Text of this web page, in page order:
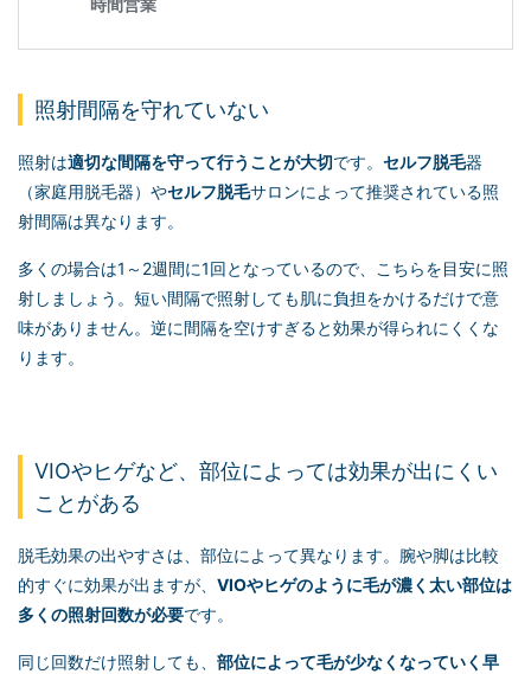
照射間隔を守れていない
照射は適切な間隔を守って行うことが大切です。 セルフ脱毛器
（家庭用脱毛器）やセルフ脱毛サロンによって推奨されている照
射間隔は異なります。
多くの場合は1～2週間に1回となっているので、こちらを目安に照
射しましょう。短い間隔で照射しても肌に負担をかけるだけで意
味がありません。逆に間隔を空けすぎると効果が得られにくくな
ります。
VIOやヒゲなど、部位によっては効果が出にくい
ことがある
脱毛効果の出やすさは、部位によって異なります。腕や脚は比較
的すぐに効果が出ますが、 VIOやヒゲのように毛が濃く太い部位は
多くの照射回数が必要です。
同じ回数だけ照射しても、 部位によって毛が少なくなっていく早